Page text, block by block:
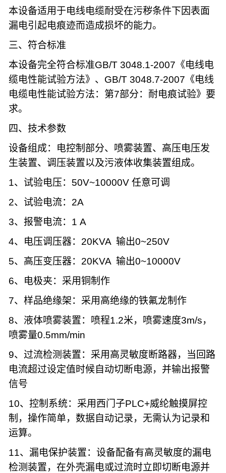
本设备适用于电线电缆耐受在污秽条件下因表面
漏电引起电痕迹而造成损坏的能力。
三、符合标准
本设备完全符合标准GB/T 3048.1-2007 《电线电
缆电性能试验方法》、 GB/T 3048.7-2007 《电线
电缆电性能试验方法：第7部分：耐电痕试验》要
求。
四、技术参数
设备组成：电控制部分、喷雾装置、高压电压发
生装置、调压装置以及污液体收集装置组成。
1、试验电压： 50V~10000V 任意可调
2、试验电流： 2A
3、报警电流： 1 A
4、电压调压器： 20KVA 输出0~250V
5、高压变压器： 20KVA 输出0~10000V
6、电极夹：采用铜制作
7、样品绝缘架：采用高绝缘的铁氟龙制作
8、液体喷雾装置：喷程1.2米，喷雾速度3m/s，
喷雾量0.5mm/min
9、过流检测装置：采用高灵敏度断路器，当回路
电流超过设定值时候自动切断电源，并输出报警
信号
10、控制系统：采用西门子PLC+威纶触摸屏控
制，操作简单，数据自动记录，无需认为记录和
运算。
11、漏电保护装置：设备配备有高灵敏度的漏电
检测装置，在外壳漏电或过流时立即切断电源并